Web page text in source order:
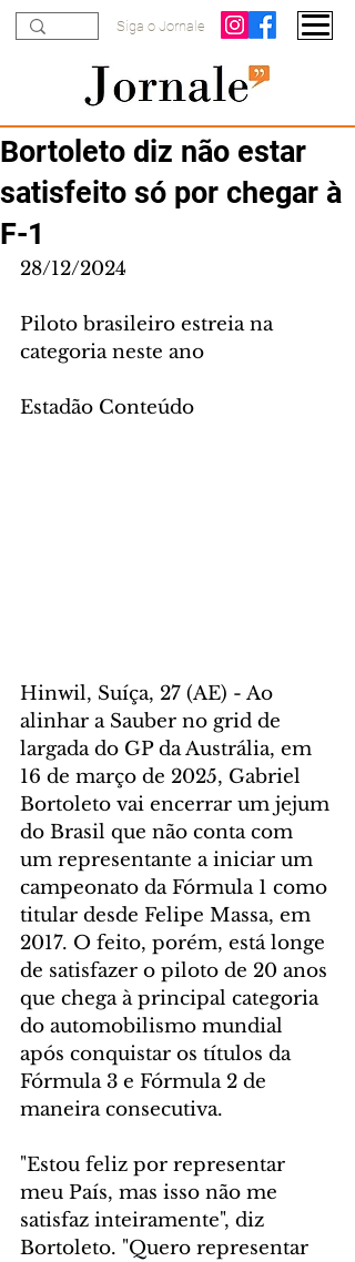
Siga o Jornale
Bortoleto diz não estar
satisfeito só por chegar à
F-1
28/12/2024
Piloto brasileiro estreia na
categoria neste ano
Estadão Conteúdo
Hinwil, Suíça, 27 (AE) - Ao
alinhar a Sauber no grid de
largada do GP da Austrália, em
16 de março de 2025, Gabriel
Bortoleto vai encerrar um jejum
do Brasil que não conta com
um representante a iniciar um
campeonato da Fórmula 1 como
titular desde Felipe Massa, em
2017. O feito, porém, está longe
de satisfazer o piloto de 20 anos
que chega à principal categoria
do automobilismo mundial
após conquistar os títulos da
Fórmula 3 e Fórmula 2 de
maneira consecutiva.
"Estou feliz por representar
meu País, mas isso não me
satisfaz inteiramente", diz
Bortoleto. "Quero representar